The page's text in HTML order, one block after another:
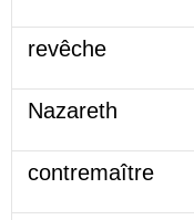
revêche
Nazareth
contremaître